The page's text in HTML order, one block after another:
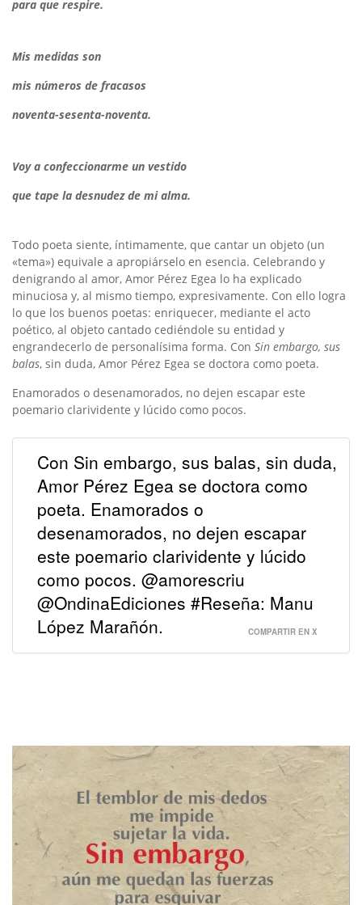
para que respire.
Mis medidas son
mis números de fracasos
noventa-sesenta-noventa.
Voy a confeccionarme un vestido
que tape la desnudez de mi alma.
Todo poeta siente, íntimamente, que cantar un objeto (un
«tema») equivale a apropiárselo en esencia. Celebrando y
denigrando al amor, Amor Pérez Egea lo ha explicado
minuciosa y, al mismo tiempo, expresivamente. Con ello logra
lo que los buenos poetas: enriquecer, mediante el acto
poético, al objeto cantado cediéndole su entidad y
engrandecerlo de personalísima forma. Con Sin embargo, sus
balas, sin duda, Amor Pérez Egea se doctora como poeta.
Enamorados o desenamorados, no dejen escapar este
poemario clarividente y lúcido como pocos.
Con Sin embargo, sus balas, sin duda,
Amor Pérez Egea se doctora como
poeta. Enamorados o
desenamorados, no dejen escapar
este poemario clarividente y lúcido
como pocos. @amorescriu
@OndinaEdiciones #Reseña: Manu
López Marañón.
COMPARTIR EN X